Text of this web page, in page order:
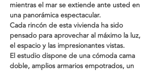
mientras el mar se extiende ante usted en
una panorámica espectacular.
Cada rincón de esta vivienda ha sido
pensado para aprovechar al máximo la luz,
el espacio y las impresionantes vistas.
El estudio dispone de una cómoda cama
doble, amplios armarios empotrados, un